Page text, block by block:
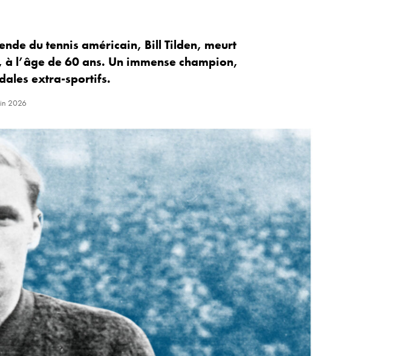
du tennis américain, Bill Tilden, meurt
l’âge de 60 ans. Un immense champion,
extra-sportifs.
2026